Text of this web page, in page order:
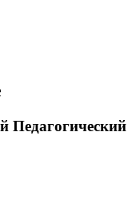
Педагогический